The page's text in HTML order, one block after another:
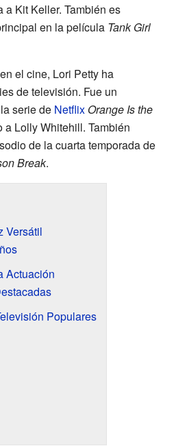
a Kit Keller. También es
en la película Tank Girl
el cine, Lori Petty ha
de televisión. Fue un
serie de Netflix Orange Is the
a Lolly Whitehill. También
de la cuarta temporada de
Break.
Versátil
Actuación
Populares